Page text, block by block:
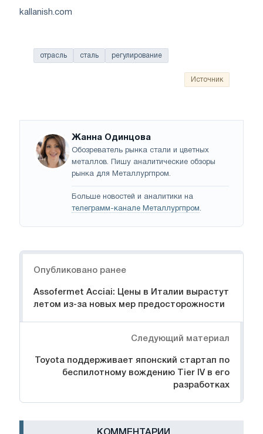
kallanish.com
отрасль сталь регулирование
Источник
Жанна Одинцова
Обозреватель рынка стали и цветных
металлов. Пишу аналитические обзоры
рынка для Металлургпром.
Больше новостей и аналитики на
телеграмм-канале Металлургпром.
Опубликовано ранее
Assofermet Acciai: Цены в Италии вырастут
летом из-за новых мер предосторожности
Следующий материал
Toyota поддерживает японский стартап по
беспилотному вождению Tier IV в его
разработках